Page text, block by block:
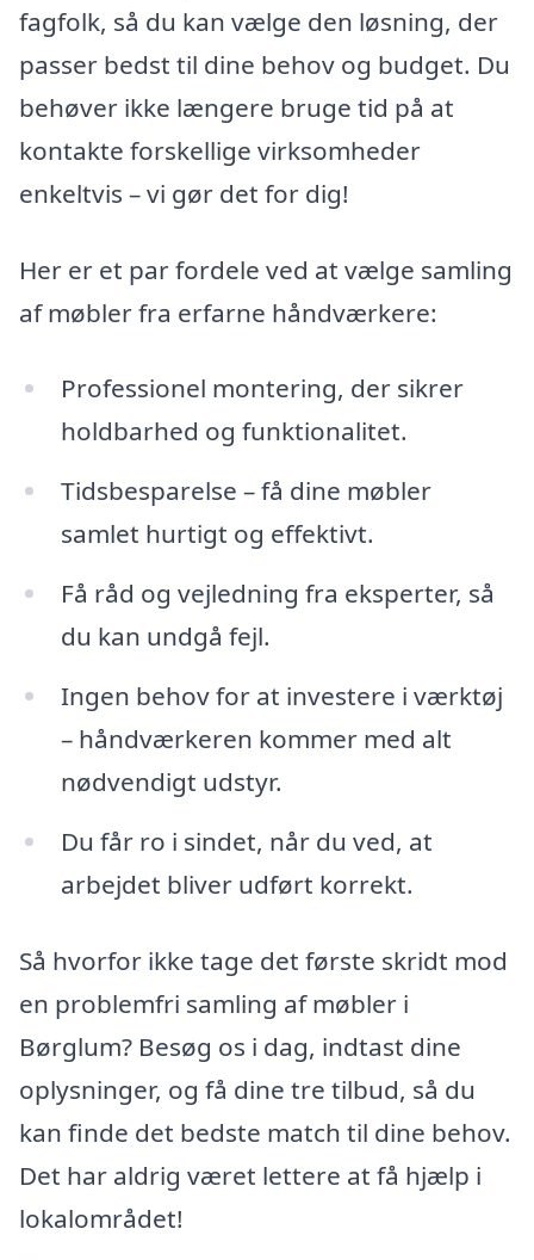
fagfolk, så du kan vælge den løsning, der
passer bedst til dine behov og budget. Du
behøver ikke længere bruge tid på at
kontakte forskellige virksomheder
enkeltvis – vi gør det for dig!
Her er et par fordele ved at vælge samling
af møbler fra erfarne håndværkere:
Professionel montering, der sikrer
holdbarhed og funktionalitet.
Tidsbesparelse – få dine møbler
samlet hurtigt og effektivt.
Få råd og vejledning fra eksperter, så
du kan undgå fejl.
Ingen behov for at investere i værktøj
– håndværkeren kommer med alt
nødvendigt udstyr.
Du får ro i sindet, når du ved, at
arbejdet bliver udført korrekt.
Så hvorfor ikke tage det første skridt mod
en problemfri samling af møbler i
Børglum? Besøg os i dag, indtast dine
oplysninger, og få dine tre tilbud, så du
kan finde det bedste match til dine behov.
Det har aldrig været lettere at få hjælp i
lokalområdet!